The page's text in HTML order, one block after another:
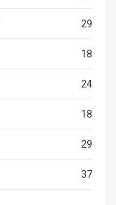
29
18
24
18
29
37